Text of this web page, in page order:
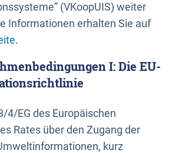
(VKoopUIS) weiter
Informationen erhalten Sie auf
.
I: Die EU-
4/EG des Europäischen
Rates über den Zugang der
kurz